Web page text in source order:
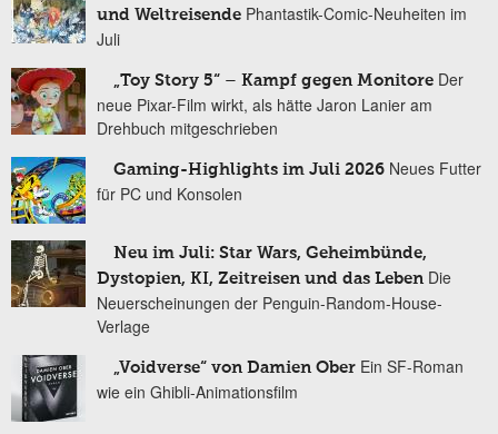
und Weltreisende Phantastik-Comic-Neuheiten im
Juli
„Toy Story 5“ – Kampf gegen Monitore Der
neue Pixar-Film wirkt, als hätte Jaron Lanier am
Drehbuch mitgeschrieben
Gaming-Highlights im Juli 2026 Neues Futter
für PC und Konsolen
Neu im Juli: Star Wars, Geheimbünde,
Dystopien, KI, Zeitreisen und das Leben Die
Neuerscheinungen der Penguin-Random-House-
Verlage
„Voidverse“ von Damien Ober Ein SF-Roman
wie ein Ghibli-Animationsfilm